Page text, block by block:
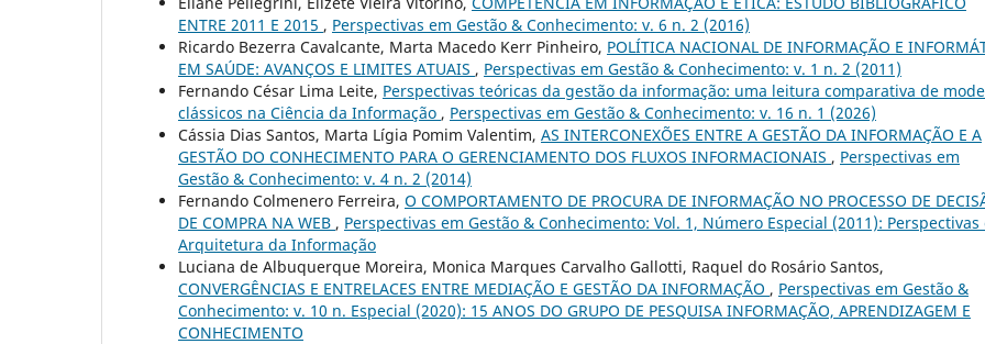
ENTRE 2011 E 2015 , Perspectivas em Gestão & Conhecimento: v. 6 n. 2 (2016)
Ricardo Bezerra Cavalcante, Marta Macedo Kerr Pinheiro, POLÍTICA NACIONAL DE INFORMAÇÃO E
EM SAÚDE: AVANÇOS E LIMITES ATUAIS , Perspectivas em Gestão & Conhecimento: v. 1 n. 2 (2011)
Fernando César Lima Leite, Perspectivas teóricas da gestão da informação: uma leitura comparativa de
clássicos na Ciência da Informação , Perspectivas em Gestão & Conhecimento: v. 16 n. 1 (2026)
Cássia Dias Santos, Marta Lígia Pomim Valentim, AS INTERCONEXÕES ENTRE A GESTÃO DA INFORMAÇÃO E A
GESTÃO DO CONHECIMENTO PARA O GERENCIAMENTO DOS FLUXOS INFORMACIONAIS , Perspectivas em
Gestão & Conhecimento: v. 4 n. 2 (2014)
Fernando Colmenero Ferreira, O COMPORTAMENTO DE PROCURA DE INFORMAÇÃO NO PROCESSO DE
DE COMPRA NA WEB , Perspectivas em Gestão & Conhecimento: Vol. 1, Número Especial (2011): Perspectivas
Arquitetura da Informação
Luciana de Albuquerque Moreira, Monica Marques Carvalho Gallotti, Raquel do Rosário Santos,
CONVERGÊNCIAS E ENTRELACES ENTRE MEDIAÇÃO E GESTÃO DA INFORMAÇÃO , Perspectivas em Gestão &
Conhecimento: v. 10 n. Especial (2020): 15 ANOS DO GRUPO DE PESQUISA INFORMAÇÃO, APRENDIZAGEM E
CONHECIMENTO